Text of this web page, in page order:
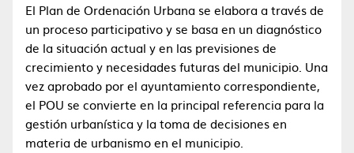
El Plan de Ordenación Urbana se elabora a través de
un proceso participativo y se basa en un diagnóstico
de la situación actual y en las previsiones de
crecimiento y necesidades futuras del municipio. Una
vez aprobado por el ayuntamiento correspondiente,
el POU se convierte en la principal referencia para la
gestión urbanística y la toma de decisiones en
materia de urbanismo en el municipio.